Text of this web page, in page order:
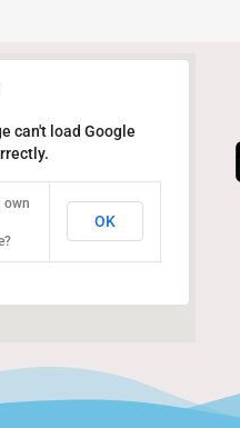
can't load Google
own
OK